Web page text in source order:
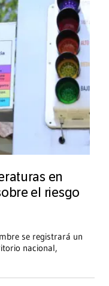
en
el riesgo
se registrará un
nacional,